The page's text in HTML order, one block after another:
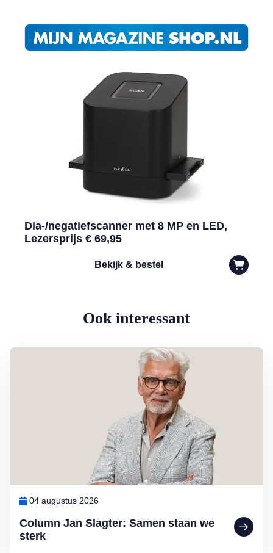
Dia-/negatiefscanner met 8 MP en LED,
Lezersprijs € 69,95
Bekijk & bestel
Ook interessant
Column Jan Slagter: Samen staan we
sterk
04 augustus 2026
Lees meer over Column Jan Slagter: Samen staan we sterk